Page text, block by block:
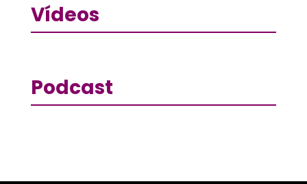
Vídeos
Podcast